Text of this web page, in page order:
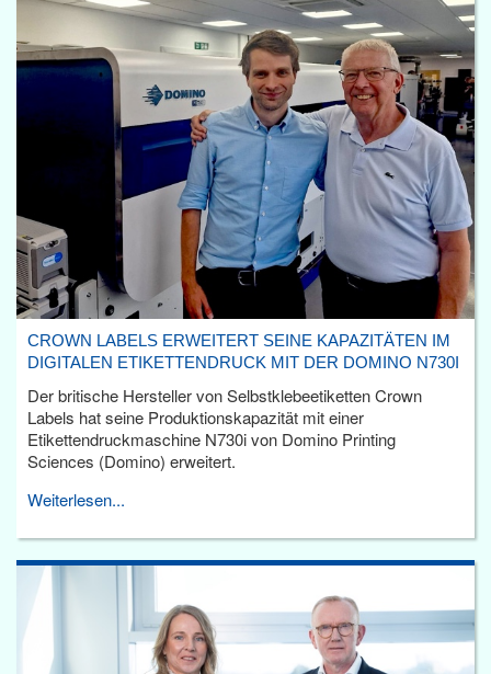
CROWN LABELS ERWEITERT SEINE KAPAZITÄTEN IM
DIGITALEN ETIKETTENDRUCK MIT DER DOMINO N730I
Der britische Hersteller von Selbstklebeetiketten Crown
Labels hat seine Produktionskapazität mit einer
Etikettendruckmaschine N730i von Domino Printing
Sciences (Domino) erweitert.
Weiterlesen...